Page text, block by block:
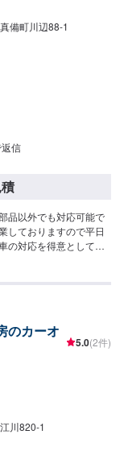
備町川辺88-1
信
品以外でも対応可能で
しておりますので平日
の対応を得意としてお
社レンタカーもございま
のカーオ
5.0(2件)
川820-1